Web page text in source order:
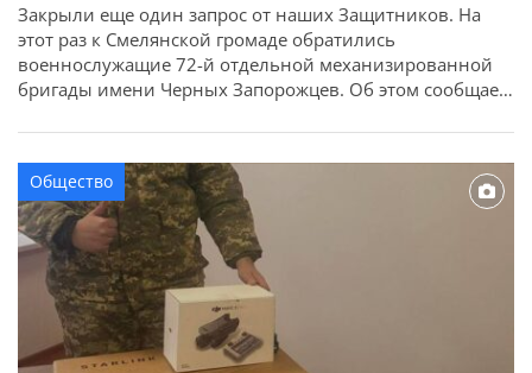
Закрыли еще один запрос от наших Защитников. На
этот раз к Смелянской громаде обратились
военнослужащие 72-й отдельной механизированной
бригады имени Черных Запорожцев. Об этом сообщает
Starlink (3 поколения) и квадрокоптер DJI Mavic 3 Pro уже
переданы и готовы выполнять боевые задачи на
Харьковском направлении.»
Общество